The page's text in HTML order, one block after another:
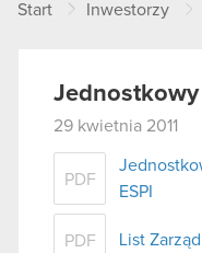
Start Inwestorzy
29 kwietnia 2011
PDF
ESPI
PDF List